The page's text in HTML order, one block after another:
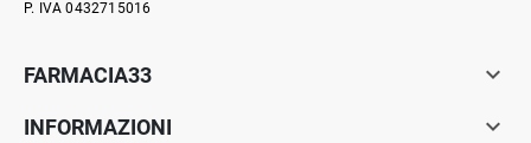
P. IVA 0432715016
FARMACIA33 
INFORMAZIONI 